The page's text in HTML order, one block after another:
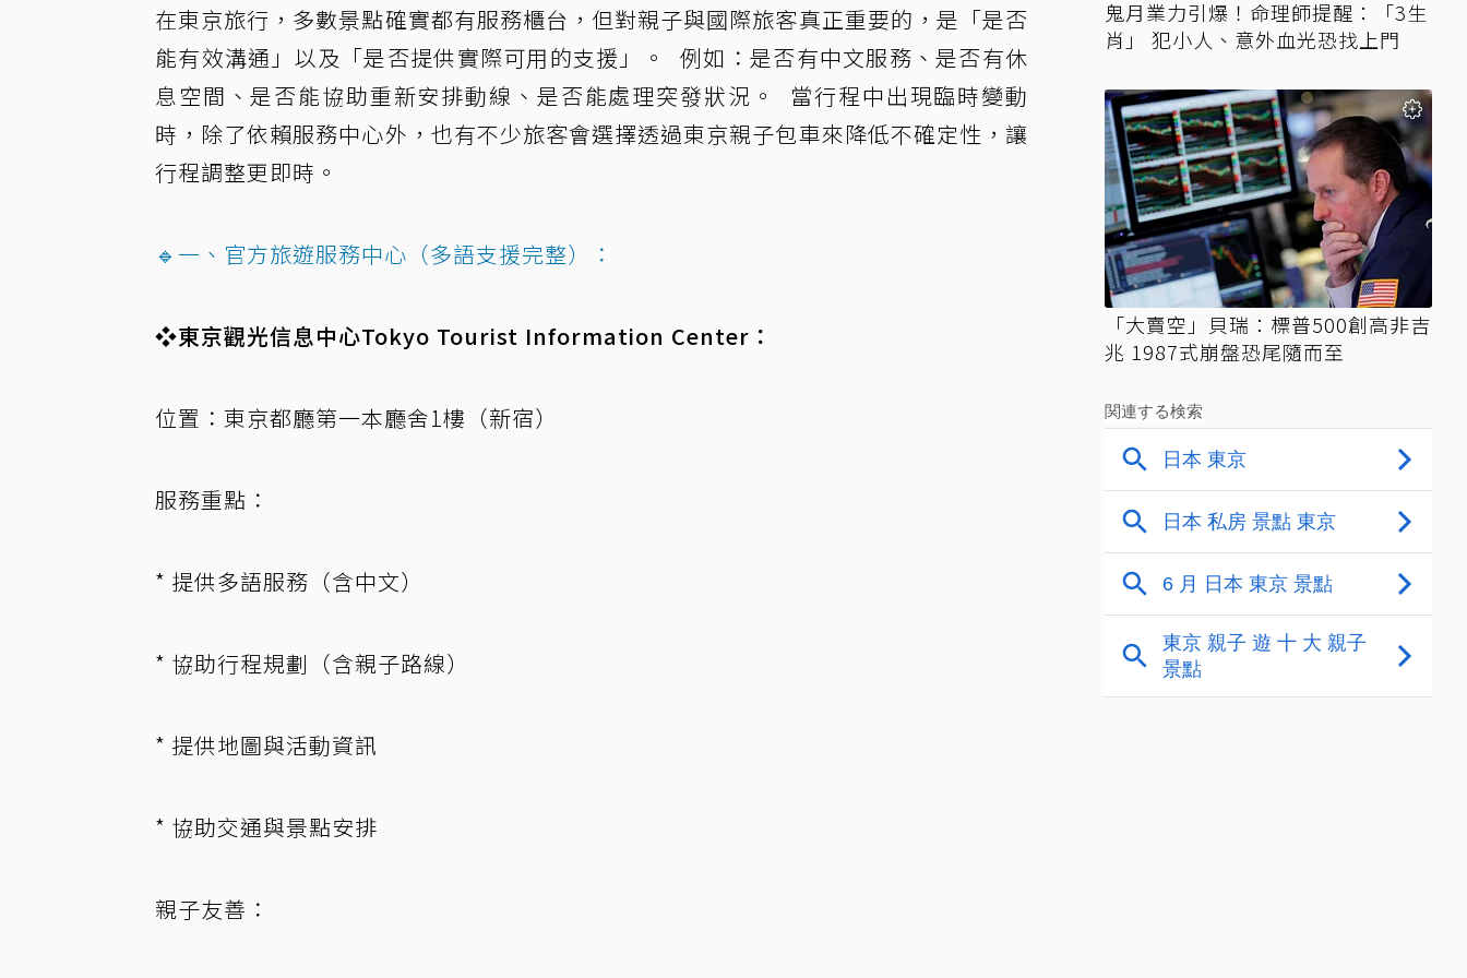
在東京旅行，多數景點確實都有服務櫃台，但對親子與國際旅客真正重要的，是「是否
能有效溝通」以及「是否提供實際可用的支援」。 例如：是否有中文服務、是否有休
息空間、是否能協助重新安排動線、是否能處理突發狀況。 當行程中出現臨時變動
時，除了依賴服務中心外，也有不少旅客會選擇透過東京親子包車來降低不確定性，讓
行程調整更即時。
🔹一、官方旅遊服務中心（多語支援完整）：
❖東京觀光信息中心Tokyo Tourist Information Center：
位置：東京都廳第一本廳舍1樓（新宿）
服務重點：
* 提供多語服務（含中文）
* 協助行程規劃（含親子路線）
* 提供地圖與活動資訊
* 協助交通與景點安排
親子友善：
鬼月業力引爆！命理師提醒：「3生
肖」 犯小人、意外血光恐找上門
「大賣空」貝瑞：標普500創高非吉
兆 1987式崩盤恐尾隨而至